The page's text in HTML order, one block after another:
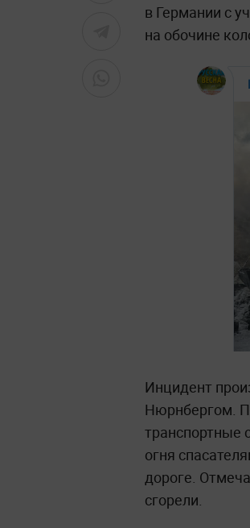
в Германии с
на обочине
Инцидент
Нюрнбергом.
транспортные
огня
дороге.
сгорели.